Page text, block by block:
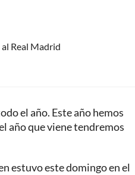
al Real Madrid
el año. Este año hemos
año que viene tendremos
estuvo este domingo en el